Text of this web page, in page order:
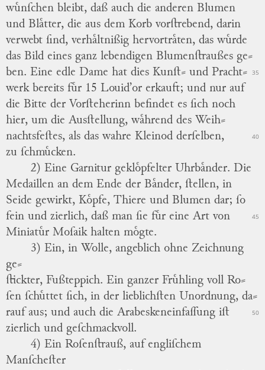
wuͤnſchen bleibt, daß auch die anderen Blumen
und Blaͤtter, die aus dem Korb vorſtrebend, darin
verwebt ſind, verhaͤltnißig hervortraͤten, das wuͤrde
das Bild eines ganz lebendigen Blumenſtraußes ge⸗
35
ben. Eine edle Dame hat dies Kunſt⸗ und Pracht⸗
werk bereits fuͤr 15 Louid’or erkauft; und nur auf
die Bitte der Vorſteherinn befindet es ſich noch
hier, um die Ausſtellung, waͤhrend des Weih⸗
nachtsfeſtes, als das wahre Kleinod derſelben,
40
zu ſchmuͤcken.
2) Eine Garnitur gekloͤpfelter Uhrbaͤnder. Die
Medaillen an dem Ende der Baͤnder, ſtellen, in
Seide gewirkt, Koͤpfe, Thiere und Blumen dar; ſo
fein und zierlich, daß man ſie fuͤr eine Art von
45
Miniatuͤr Moſaik halten moͤgte.
3) Ein, in Wolle, angeblich ohne Zeichnung
ge⸗
ſtickter, Fußteppich. Ein ganzer Fruͤhling voll Ro⸗
ſen ſchuͤttet ſich, in der lieblichſten Unordnung, da⸗
rauf aus; und auch die Arabeskeneinfaſſung iſt
50
zierlich und geſchmackvoll.
4) Ein Roſenſtrauß, auf engliſchem
Manſcheſter